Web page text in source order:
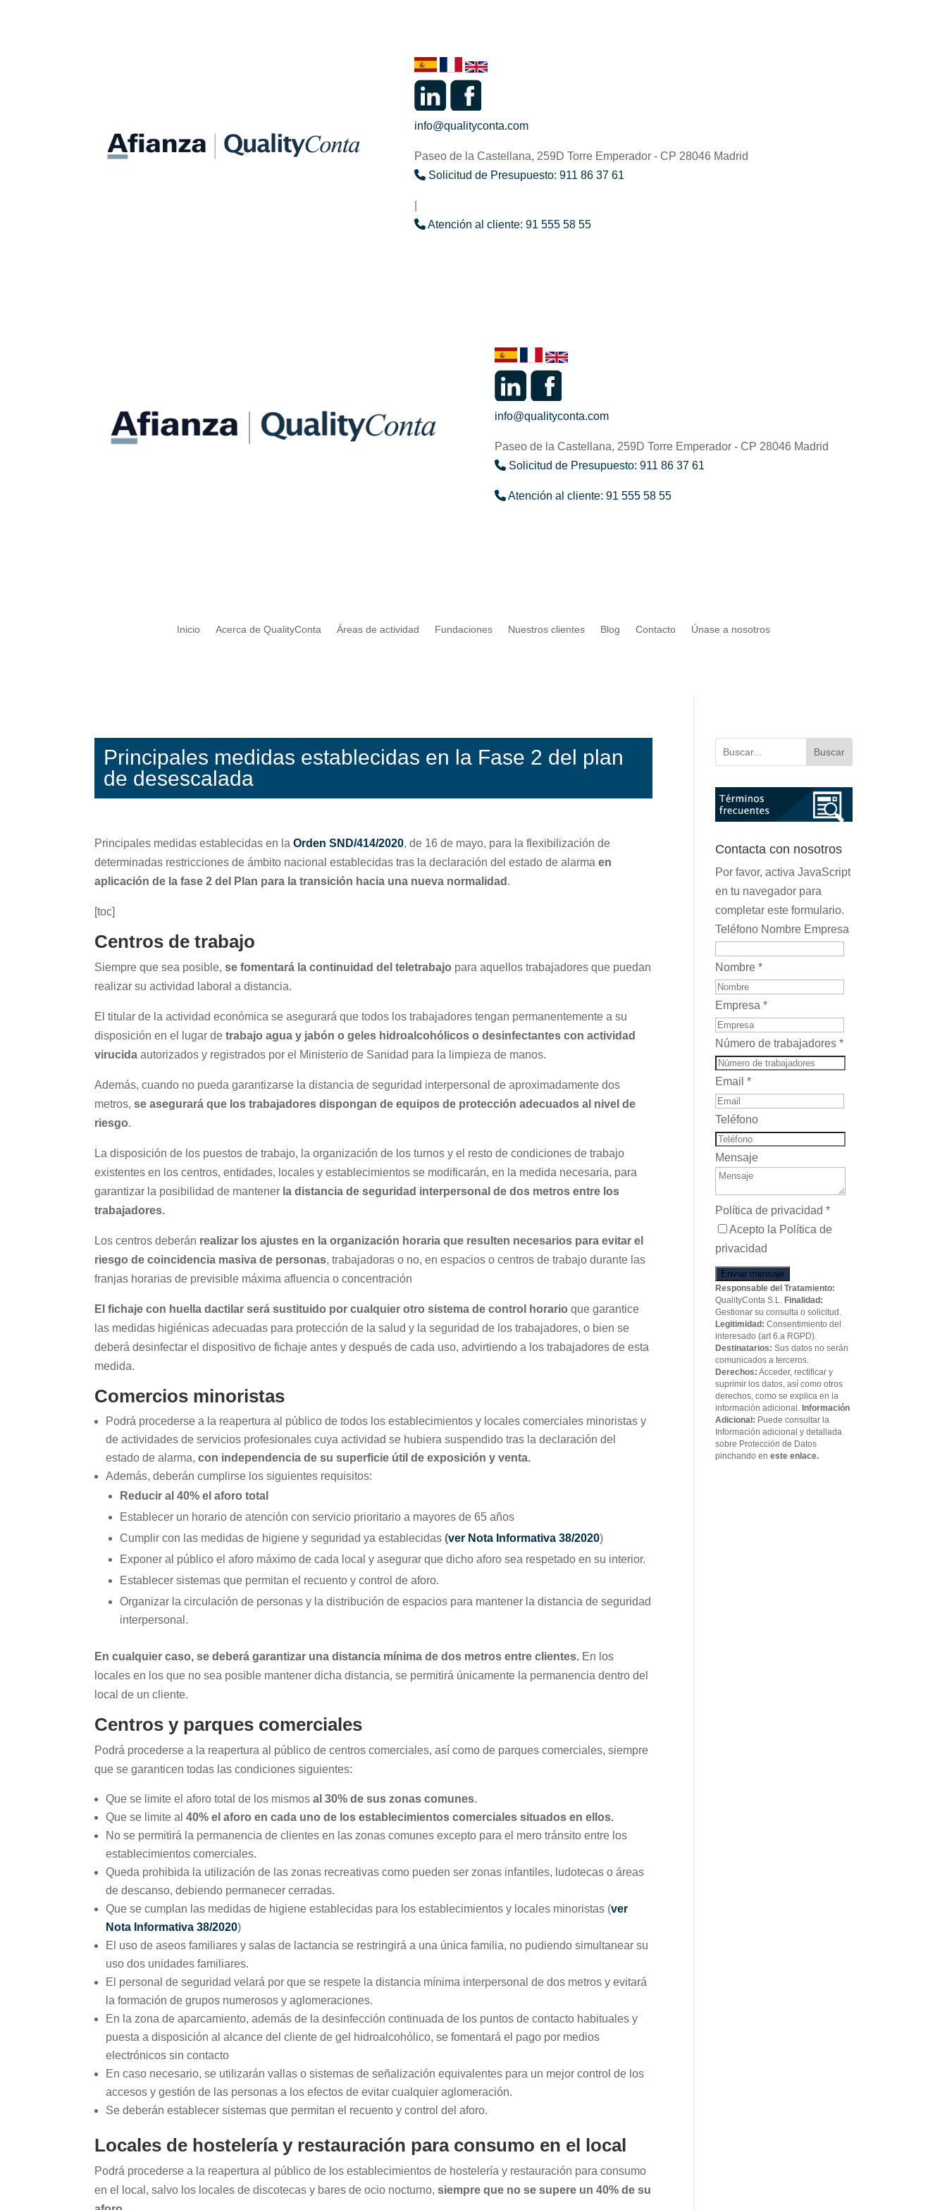
info@qualityconta.com
Paseo de la Castellana, 259D Torre Emperador - CP 28046 Madrid
Solicitud de Presupuesto: 911 86 37 61
Atención al cliente: 91 555 58 55
info@qualityconta.com
Paseo de la Castellana, 259D Torre Emperador - CP 28046 Madrid
Solicitud de Presupuesto: 911 86 37 61
Atención al cliente: 91 555 58 55
Inicio Acerca de QualityConta Áreas de actividad Fundaciones Nuestros clientes Blog Contacto Únase a nosotros
Principales medidas establecidas en la Fase 2 del plan
de desescalada
Principales medidas establecidas en laOrden SND/414/2020, de 16 de mayo, para la flexibilización de
determinadas restricciones de ámbito nacional establecidas tras la declaración del estado de alarmaen
aplicación de la fase 2 del Plan para la transición hacia una nueva normalidad .
[toc]
Centros de trabajo
Siempre que sea posible,se fomentará la continuidad del teletrabajo para aquellos trabajadores que puedan
realizar su actividad laboral a distancia.
El titular de la actividad económica se asegurará que todos los trabajadores tengan permanentemente a su
disposición en el lugar detrabajo agua y jabón o geles hidroalcohólicos o desinfectantes con actividad
virucida autorizados y registrados por el Ministerio de Sanidad para la limpieza de manos.
Además, cuando no pueda garantizarse la distancia de seguridad interpersonal de aproximadamente dos
metros,se asegurará que los trabajadores dispongan de equipos de protección adecuados al nivel de
riesgo.
La disposición de los puestos de trabajo, la organización de los turnos y el resto de condiciones de trabajo
existentes en los centros, entidades, locales y establecimientos se modificarán, en la medida necesaria, para
garantizar la posibilidad de mantener la distancia de seguridad interpersonal de dos metros entre los
trabajadores.
Los centros deberán realizar los ajustes en la organización horaria que resulten necesarios para evitar el
riesgo de coincidencia masiva de personas, trabajadoras o no, en espacios o centros de trabajo durante las
franjas horarias de previsible máxima afluencia o concentración
El fichaje con huella dactilar será sustituido por cualquier otro sistema de control horario que garantice
las medidas higiénicas adecuadas para protección de la salud y la seguridad de los trabajadores, o bien se
deberá desinfectar el dispositivo de fichaje antes y después de cada uso, advirtiendo a los trabajadores de esta
medida.
Comercios minoristas
Podrá procederse a la reapertura al público de todos los establecimientos y locales comerciales minoristas y
de actividades de servicios profesionales cuya actividad se hubiera suspendido tras la declaración del
estado de alarma,con independencia de su superficie útil de exposición y venta.
Además, deberán cumplirse los siguientes requisitos:
Reducir al 40% el aforo total
Establecer un horario de atención con servicio prioritario a mayores de 65 años
Cumplir con las medidas de higiene y seguridad ya establecidas(ver Nota Informativa 38/2020)
Exponer al público el aforo máximo de cada local y asegurar que dicho aforo sea respetado en su interior.
Establecer sistemas que permitan el recuento y control de aforo.
Organizar la circulación de personas y la distribución de espacios para mantener la distancia de seguridad
interpersonal.
En cualquier caso, se deberá garantizar una distancia mínima de dos metros entre clientes. En los
locales en los que no sea posible mantener dicha distancia, se permitirá únicamente la permanencia dentro del
local de un cliente.
Centros y parques comerciales
Podrá procederse a la reapertura al público de centros comerciales, así como de parques comerciales, siempre
que se garanticen todas las condiciones siguientes:
Que se limite el aforo total de los mismosal 30% de sus zonas comunes.
Que se limite al40% el aforo en cada uno de los establecimientos comerciales situados en ellos.
No se permitirá la permanencia de clientes en las zonas comunes excepto para el mero tránsito entre los
establecimientos comerciales.
Queda prohibida la utilización de las zonas recreativas como pueden ser zonas infantiles, ludotecas o áreas
de descanso, debiendo permanecer cerradas.
Que se cumplan las medidas de higiene establecidas para los establecimientos y locales minoristas (ver
Nota Informativa 38/2020)
El uso de aseos familiares y salas de lactancia se restringirá a una única familia, no pudiendo simultanear su
uso dos unidades familiares.
El personal de seguridad velará por que se respete la distancia mínima interpersonal de dos metros y evitará
la formación de grupos numerosos y aglomeraciones.
En la zona de aparcamiento, además de la desinfección continuada de los puntos de contacto habituales y
puesta a disposición al alcance del cliente de gel hidroalcohólico, se fomentará el pago por medios
electrónicos sin contacto
En caso necesario, se utilizarán vallas o sistemas de señalización equivalentes para un mejor control de los
accesos y gestión de las personas a los efectos de evitar cualquier aglomeración.
Se deberán establecer sistemas que permitan el recuento y control del aforo.
Locales de hostelería y restauración para consumo en el local
Podrá procederse a la reapertura al público de los establecimientos de hostelería y restauración para consumo
en el local, salvo los locales de discotecas y bares de ocio nocturno,siempre que no se supere un 40% de su
Buscar
Contacta con nosotros
Por favor, activa JavaScript
en tu navegador para
completar este formulario.
Teléfono Nombre Empresa
Nombre*
Empresa*
Número de trabajadores*
Email*
Teléfono
Mensaje
Política de privacidad*
Acepto la Política de
privacidad
Enviar mensaje
Responsable del Tratamiento:
QualityConta S.L.Finalidad:
Gestionar su consulta o solicitud.
Legitimidad: Consentimiento del
interesado (art 6.a RGPD).
Destinatarios: Sus datos no serán
comunicados a terceros.
Derechos: Acceder, rectificar y
suprimir los datos, así como otros
derechos, como se explica en la
información adicional.Información
Adicional: Puede consultar la
Información adicional y detallada
sobre Protección de Datos
pinchando eneste enlace.